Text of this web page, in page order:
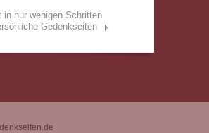
in nur wenigen Schritten
Gedenkseiten